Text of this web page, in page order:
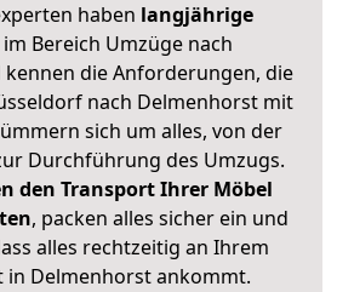
haben langjährige
im Bereich Umzüge nach
die Anforderungen, die
nach Delmenhorst mit
sich um alles, von der
Durchführung des Umzugs.
den Transport Ihrer Möbel
, packen alles sicher ein und
alles rechtzeitig an Ihrem
in Delmenhorst ankommt.